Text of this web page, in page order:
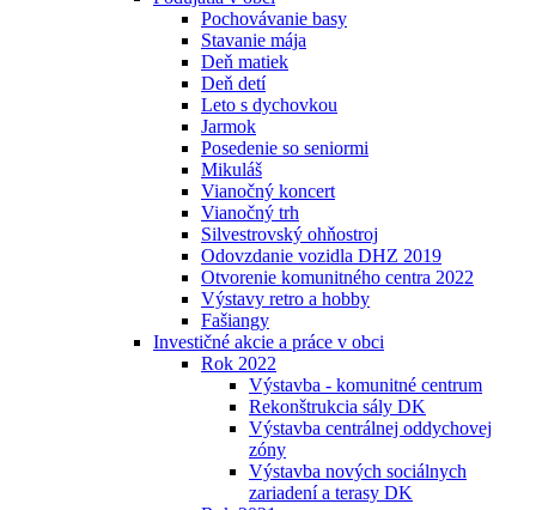
Pochovávanie basy
Stavanie mája
Deň matiek
Deň detí
Leto s dychovkou
Jarmok
Posedenie so seniormi
Mikuláš
Vianočný koncert
Vianočný trh
Silvestrovský ohňostroj
Odovzdanie vozidla DHZ 2019
Otvorenie komunitného centra 2022
Výstavy retro a hobby
Fašiangy
Investičné akcie a práce v obci
Rok 2022
Výstavba - komunitné centrum
Rekonštrukcia sály DK
Výstavba centrálnej oddychovej
zóny
Výstavba nových sociálnych
zariadení a terasy DK